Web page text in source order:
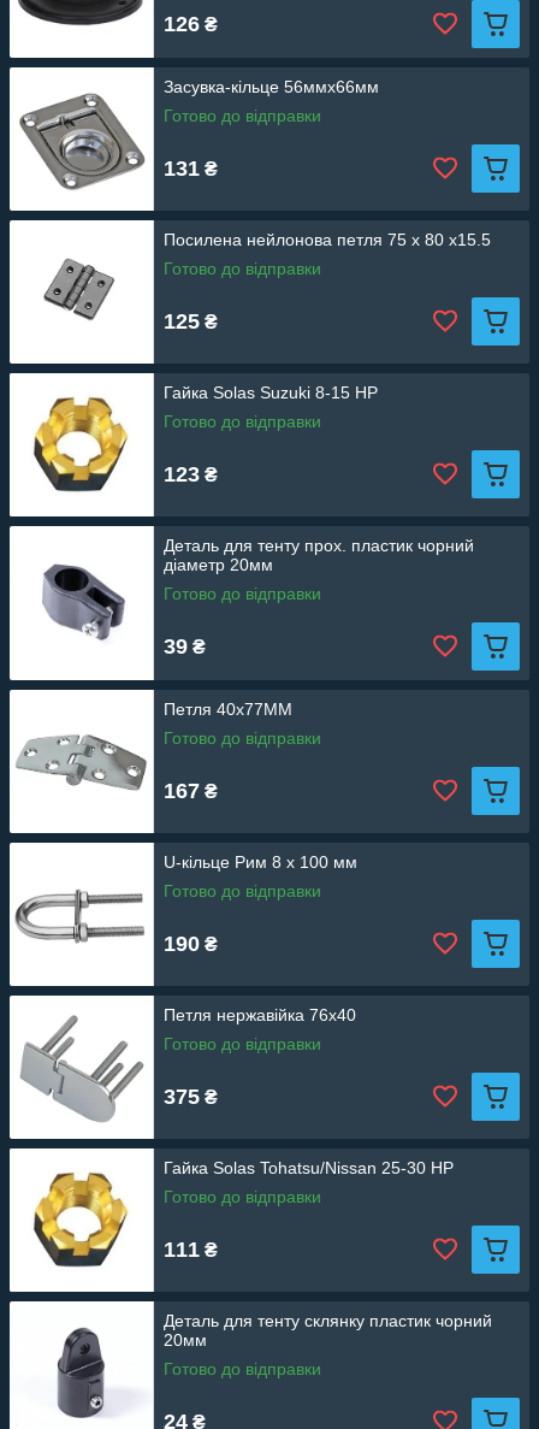
126 ₴
Засувка-кільце 56ммх66мм
Готово до відправки
131 ₴
Посилена нейлонова петля 75 x 80 x15.5
Готово до відправки
125 ₴
Гайка Solas Suzuki 8-15 HP
Готово до відправки
123 ₴
Деталь для тенту прох. пластик чорний
діаметр 20мм
Готово до відправки
39 ₴
Петля 40x77MM
Готово до відправки
167 ₴
U-кільце Рим 8 х 100 мм
Готово до відправки
190 ₴
Петля нержавійка 76х40
Готово до відправки
375 ₴
Гайка Solas Tohatsu/Nissan 25-30 HP
Готово до відправки
111 ₴
Деталь для тенту склянку пластик чорний
20мм
Готово до відправки
24 ₴